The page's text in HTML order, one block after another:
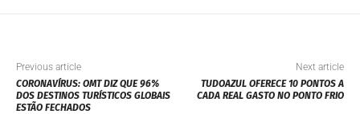
Previous article
CORONAVÍRUS: OMT DIZ QUE 96%
DOS DESTINOS TURÍSTICOS GLOBAIS
ESTÃO FECHADOS
Next article
TUDOAZUL OFERECE 10 PONTOS A
CADA REAL GASTO NO PONTO FRIO